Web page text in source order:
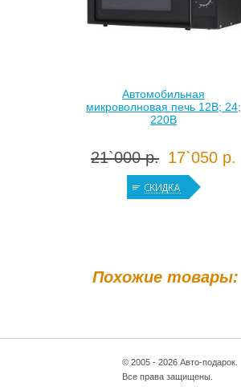
Похожие товары:
Автомобильная
микроволновая печь 12В; 24;
220В
21`000 р. 17`050 р.
© 2005 - 2026 Авто-подарок.
Все права защищены.